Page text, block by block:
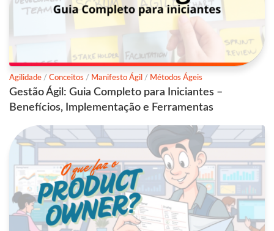
Agilidade / Conceitos / Manifesto Ágil / Métodos Ágeis
Gestão Ágil: Guia Completo para Iniciantes –
Benefícios, Implementação e Ferramentas